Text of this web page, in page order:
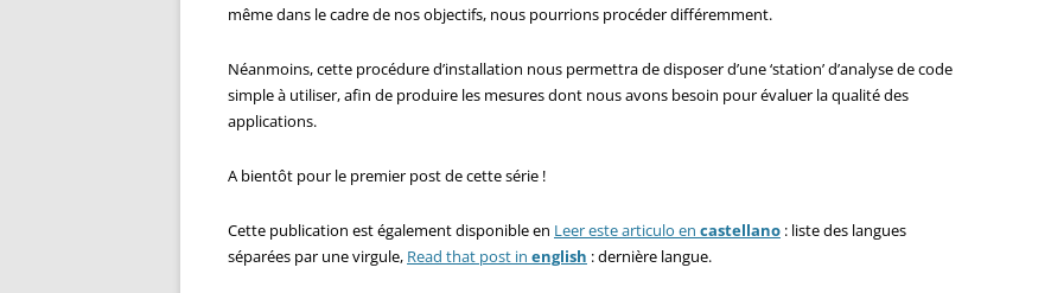
même dans le cadre de nos objectifs, nous pourrions procéder différemment.
Néanmoins, cette procédure d’installation nous permettra de disposer d’une ‘station’ d’analyse de code
simple à utiliser, afin de produire les mesures dont nous avons besoin pour évaluer la qualité des
applications.
A bientôt pour le premier post de cette série !
Cette publication est également disponible en Leer este articulo en castellano : liste des langues
séparées par une virgule, Read that post in english : dernière langue.